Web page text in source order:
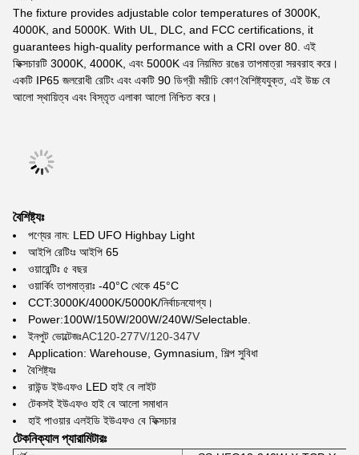
The fixture provides adjustable color temperatures of 3000K,
4000K, and 5000K. With UL, DLC, and FCC certifications, it
guarantees high-quality performance with a CRI over 80. এই
ফিক্সচারটি 3000K, 4000K, এবং 5000K এর নিয়মিত রঙের তাপমাত্রা সরবরাহ করে।
একটি IP65 জলরোধী রেটিং এবং একটি 90 ডিগ্রী মরীচি কোণ বৈশিষ্ট্যযুক্ত, এই উচ্চ বে
আলো স্থায়িত্ব এবং বিস্তৃত এলাকা আলো নিশ্চিত করে।
বৈশিষ্ট্যঃ
পণ্যের নাম: LED UFO Highbay Light
আইপি রেটিংঃ আইপি 65
ওয়ারেন্টিঃ ৫ বছর
ওয়ার্কিং তাপমাত্রাঃ -40°C থেকে 45°C
CCT:3000K/4000K/5000K/নির্বাচনযোগ্য।
Power:100W/150W/200W/240W/Selectable.
ইনপুট ভোল্টেজঃAC120-277V/120-347V
Application: Warehouse, Gymnasium, শিল্প সুবিধা
বৈশিষ্ট্যঃ
রাউন্ড ইউএফও LED হাই বে লাইট
টেকসই ইউএফও হাই বে আলো সমাধান
হাই পাওয়ার এলইডি ইউএফও বে ফিক্সচার
টেকনিক্যাল প্যারামিটারঃ